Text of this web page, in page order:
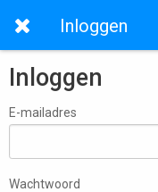
Inloggen
Inloggen
E-mailadres
Wachtwoord